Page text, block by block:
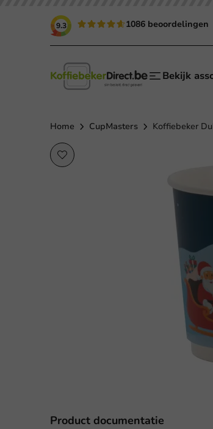
9.3 1086 beoordelingen
Bekijk
Home CupMasters Koffiebeker
Product documentatie